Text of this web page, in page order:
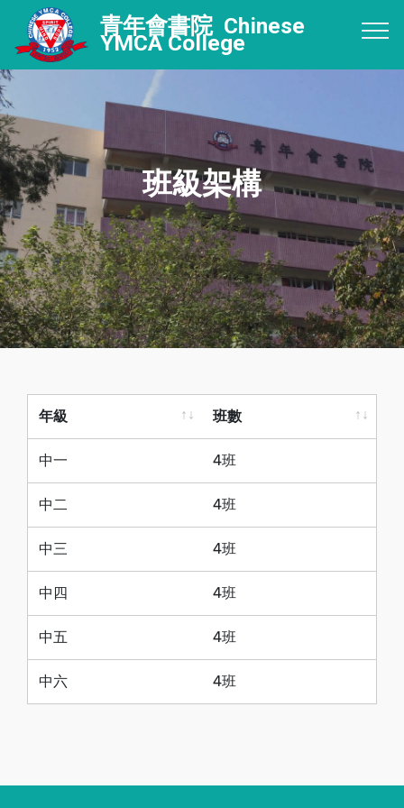
青年會書院 Chinese
YMCA College
班級架構
年級
班數
年級
班數
中一 4班
中二 4班
中三 4班
中四 4班
中五 4班
中六 4班